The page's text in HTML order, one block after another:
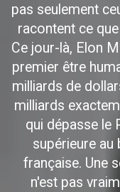
pas seulement
racontent ce
Ce jour-là, Elon
premier être
milliards de
milliards
qui dépasse le
supérieure au
française. Une
n'est pas